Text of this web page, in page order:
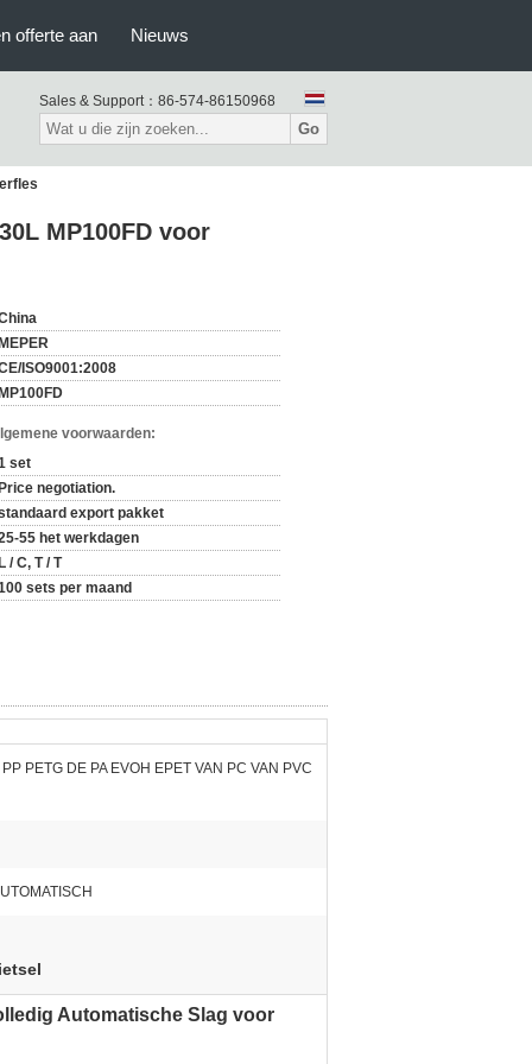
offerte aan Nieuws
Sales & Support： 86-574-86150968
Go
MP100FD voor
ISO9001:2008
voorwaarden:
set
negotiation.
export pakket
55 het werkdagen
/ C, T / T
sets per maand
PETG DE PA EVOH EPET VAN PC VAN PVC
Automatische Slag voor